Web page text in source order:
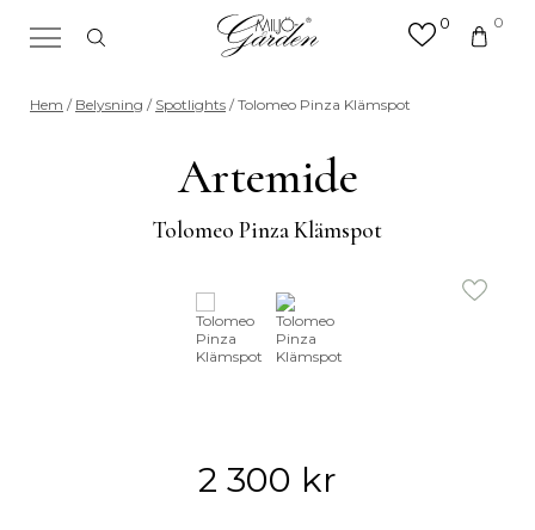
0 0
Sök efter valfri produkt eller
kategori
Hem / Belysning / Spotlights / Tolomeo Pinza Klämspot
Artemide
Tolomeo Pinza Klämspot
2 300 kr